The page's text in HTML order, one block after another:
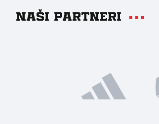
Naši partneri